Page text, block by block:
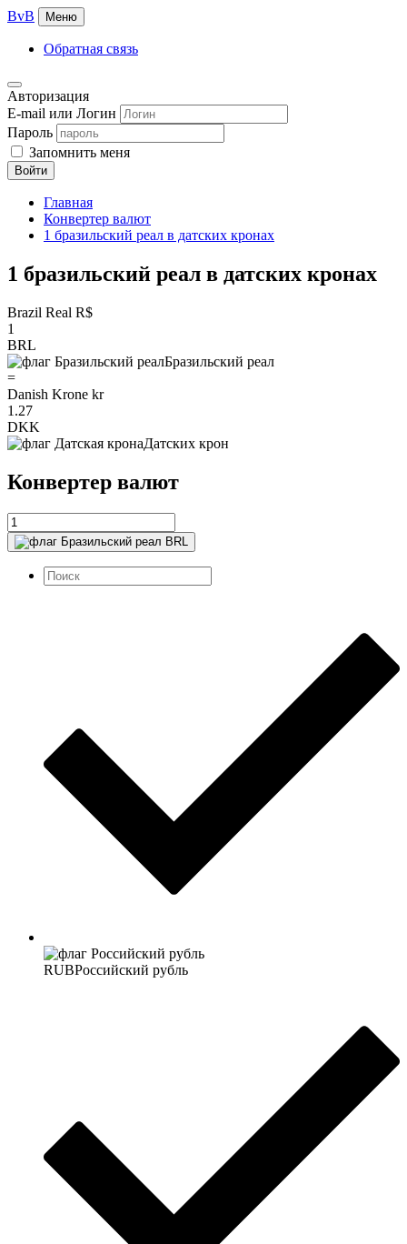
BvB Меню
Обратная связь
Авторизация
E-mail или Логин
Пароль
Запомнить меня
Войти
Главная
Конвертер валют
1 бразильский реал в датских кронах
1 бразильский реал в датских кронах
Brazil Real R$
1
BRL
Бразильский реал
=
Danish Krone kr
1.27
DKK
Датских крон
Конвертер валют
BRL
RUBРоссийский рубль